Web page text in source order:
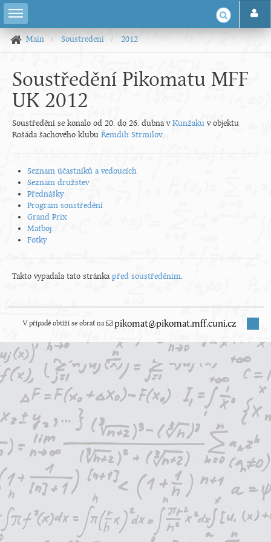
Main Soustredeni 2012
Soustředění Pikomatu MFF
UK 2012
Soustředění se konalo od 20. do 26. dubna vKunžakuv objektu
Rošáda šachového klubu Řemdih Strmilov.
Seznam účastníků a vedoucích
Seznam družstev
Přednášky
Program soustředění
Grand Prix
Matboj
Fotky
Takto vypadala tato stránka před soustředěním.
V případě obtíží se obrať na